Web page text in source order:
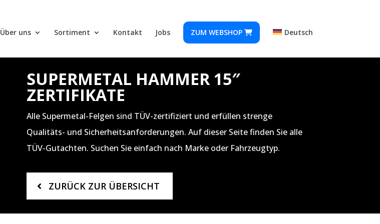
Über uns Sortiment Kontakt Jobs ZUM WEBSHOP Deutsch
SUPERMETAL HAMMER 15″
ZERTIFIKATE
Alle Supermetal-Felgen sind TÜV-zertifiziert und erfüllen strenge
Qualitäts- und Sicherheitsanforderungen. Auf dieser Seite finden Sie alle
TÜV-Gutachten. Suchen Sie einfach nach Marke oder Fahrzeugtyp.
ZURÜCK ZUR ÜBERSICHT